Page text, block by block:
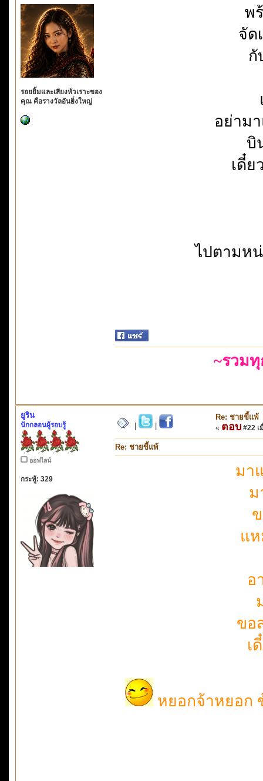
รอยยิ้มและเสียงหัวเราะของ
คุณ คือรางวัลอันยิ่งใหญ่
พ
จัด
กั
อย่าม
บิ
เดี๋
ไปตามห
~รวม
ยูริน
นักกลอนผู้รอบรู้
ออฟไลน์
กระทู้: 329
Re: ชายขี้แพ้
« ตอบ #22 เ
Re: ชายขี้แพ้
มา
ม
แ
อ
ขอ
เ
หยอกจ้าหยอก